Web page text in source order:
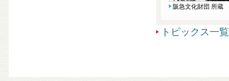
阪急文化財団 所蔵
トピックス一